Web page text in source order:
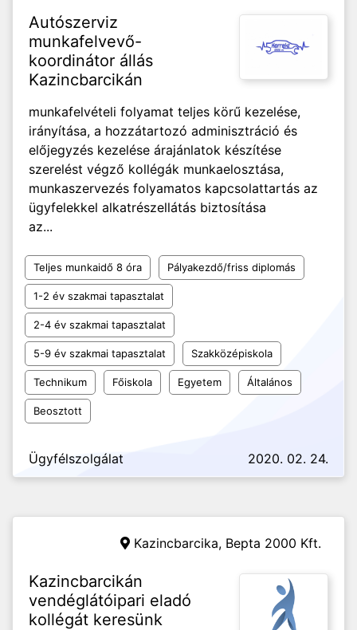
Autószerviz
munkafelvevő-
koordinátor állás
Kazincbarcikán
munkafelvételi folyamat teljes körű kezelése,
irányítása, a hozzátartozó adminisztráció és
előjegyzés kezelése árajánlatok készítése
szerelést végző kollégák munkaelosztása,
munkaszervezés folyamatos kapcsolattartás az
ügyfelekkel alkatrészellátás biztosítása
az...
Teljes munkaidő 8 óra Pályakezdő/friss diplomás
1-2 év szakmai tapasztalat
2-4 év szakmai tapasztalat
5-9 év szakmai tapasztalat Szakközépiskola
Technikum Főiskola Egyetem Általános
Beosztott
Ügyfélszolgálat 2020. 02. 24.
Kazincbarcika, Bepta 2000 Kft.
Kazincbarcikán
vendéglátóipari eladó
kollégát keresünk